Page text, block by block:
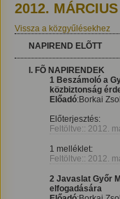
2012.
Vissza a közgyűlésekhez
NAPIREND ELÕTT
I. FÕ NAPIRENDEK
1 Beszámoló a
közbiztonság
Előadó:Borkai
Előterjesztés:
Feltöltve:: 2012.
1 melléklet:
Feltöltve:: 2012.
2 Javaslat Győr
elfogadására